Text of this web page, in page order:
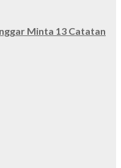
Minta 13 Catatan